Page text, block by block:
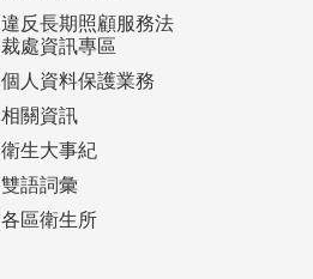
違反長期照顧服務法
裁處資訊專區
個人資料保護業務
相關資訊
衛生大事紀
雙語詞彙
各區衛生所